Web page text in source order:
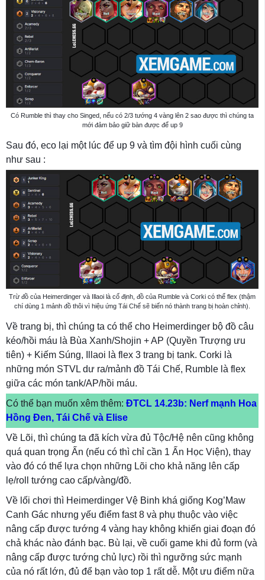
Có Rumble thì thay cho Singed, nếu có 2/3 tướng 4 vàng lên 2 sao được thì chúng ta
mới đảm bảo giữ bàn được để up 9
Sau đó, eco lại một lúc để up 9 và tìm đội hình cuối cùng
như sau :
Trừ đồ của Heimerdinger và Illaoi là cố định, đồ của Rumble và Corki có thể flex (thậm
chí dùng 1 mảnh đồ thôi vì hiệu ứng Tái Chế sẽ biến nó thành trang bị hoàn chỉnh).
Về trang bị, thì chúng ta có thể cho Heimerdinger bộ đồ câu
kéo/hồi máu là Bùa Xanh/Shojin + AP (Quyền Trượng ưu
tiên) + Kiếm Súng, Illaoi là flex 3 trang bị tank. Corki là
những món STVL dư ra/mảnh đồ Tái Chế, Rumble là flex
giữa các món tank/AP/hồi máu.
Có thể bạn muốn xêm thêm: ĐTCL 14.23b: Nerf mạnh Hoa
Hồng Đen, Tái Chế và Elise
Về Lõi, thì chúng ta đã kích vừa đủ Tộc/Hệ nên cũng không
quá quan trọng Ấn (nếu có thì chỉ cần 1 Ấn Học Viện), thay
vào đó có thể lựa chọn những Lõi cho khả năng lên cấp
lẹ/roll tướng cao cấp/vàng/đồ.
Về lối chơi thì Heimerdinger Vệ Binh khá giống Kog’Maw
Canh Gác nhưng yếu điểm fast 8 và phụ thuộc vào việc
nâng cấp được tướng 4 vàng hay không khiến giai đoạn đó
chả khác nào đánh bạc. Bù lại, về cuối game khi đủ form (và
nâng cấp được tướng chủ lực) rồi thì ngưỡng sức mạnh
của nó rất lớn, đủ để bạn vào top 1 rất dễ. Một ưu điểm nữa